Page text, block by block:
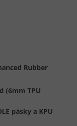
Rubber
(6mm TPU
pásky a KPU